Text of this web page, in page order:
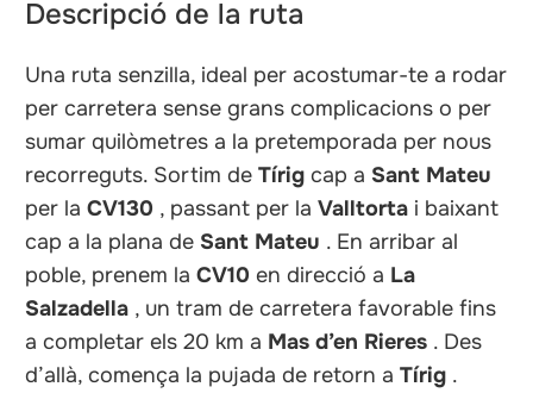
Descripció de la ruta
Una ruta senzilla, ideal per acostumar-te a rodar
per carretera sense grans complicacions o per
sumar quilòmetres a la pretemporada per nous
recorreguts. Sortim deTírig cap a Sant Mateu
per laCV130 , passant per laValltorta i baixant
cap a la plana de Sant Mateu . En arribar al
poble, prenem laCV10 en direcció a La
Salzadella , un tram de carretera favorable fins
a completar els 20 km a Mas d’en Rieres . Des
d’allà, comença la pujada de retorn aTírig .